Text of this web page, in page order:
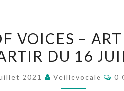
OF
VOICES
ARTE,
VOICES –
DU 16
2021 Veillevocale 0